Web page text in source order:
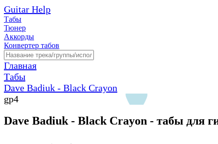
Guitar Help
Табы
Тюнер
Аккорды
Конвертер табов
Главная
Табы
Dave Badiuk - Black Crayon
gp4
Dave Badiuk - Black Crayon - табы для